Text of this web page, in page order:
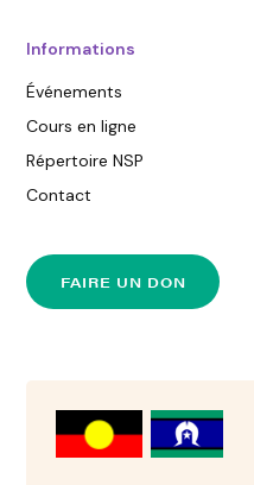
Informations
Événements
Cours en ligne
Répertoire NSP
Contact
FAIRE UN DON